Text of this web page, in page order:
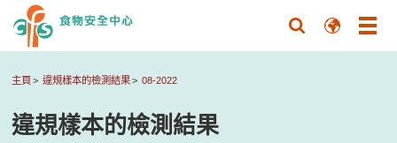
主頁 違規樣本的檢測結果 08-2022
違規樣本的檢測結果